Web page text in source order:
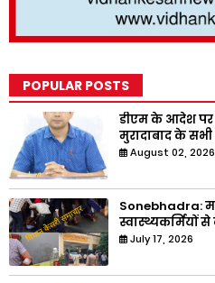
POPULAR POSTS
डीएम के आदेश पर
मुरादाबाद के
August 02, 2026
Sonebhadra:
स्वास्थ्यकर्मियों
July 17, 2026